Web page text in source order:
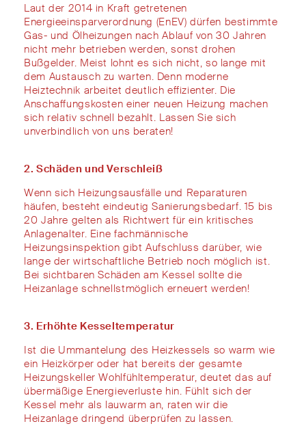
Laut der 2014 in Kraft getretenen
Energieeinsparverordnung (EnEV)dürfen bestimmte
Gas- und Ölheizungen nachAblauf von30 Jahren
nicht mehr betrieben werden, sonstdrohen
Bußgelder. Meist lohnt es sich nicht, so lange mit
dem Austausch zu warten. Denn moderne
Heiztechnik arbeitetdeutlich effizienter. Die
Anschaffungskosten einer neuen Heizung machen
sich relativ schnell bezahlt. Lassen Sie sich
unverbindlich von uns beraten!
2. Schäden und Verschleiß
Wenn sich Heizungsausfälle und Reparaturen
häufen, bestehteindeutigSanierungsbedarf. 15 bis
20 Jahre gelten als Richtwert für ein kritisches
Anlagenalter. Eine fachmännische
Heizungsinspektion gibt Aufschluss darüber, wie
lange der wirtschaftliche Betrieb noch möglich ist.
Bei sichtbaren Schäden am Kessel solltedie
Heizanlage schnellstmöglich erneuert werden!
3. Erhöhte Kesseltemperatur
Ist die Ummantelung des Heizkessels so warm wie
ein Heizkörper oder hat bereits der gesamte
HeizungskellerWohlfühltemperatur,deutet das auf
übermäßige Energieverluste hin. Fühlt sich der
Kessel mehr als lauwarm an, raten wir die
Heizanlage dringend überprüfen zu lassen.